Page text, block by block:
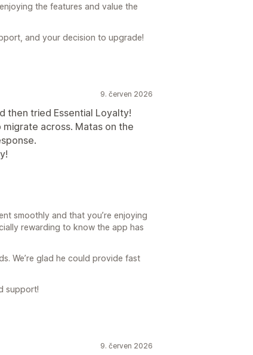
the features and value the
and your decision to upgrade!
9. červen 2026
then tried Essential Loyalty!
across. Matas on the
smoothly and that you’re enjoying
rewarding to know the app has
We’re glad he could provide fast
support!
9. červen 2026